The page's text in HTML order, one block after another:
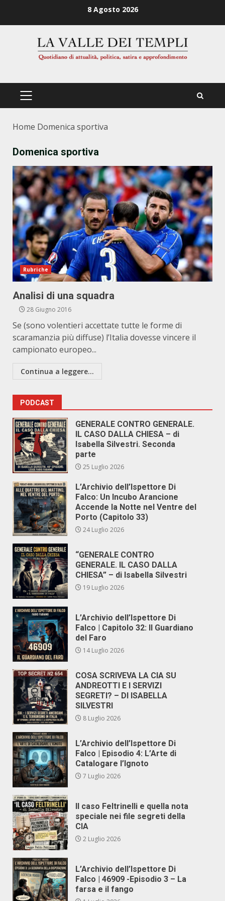
8 Agosto 2026
PRIMÄRES
Home Domenica sportiva
Domenica sportiva
Rubriche
Analisi di una squadra
28 Giugno 2016
Se (sono volentieri accettate tutte le forme di
scaramanzia più diffuse) l’Italia dovesse vincere il
campionato europeo...
Continua a leggere...
PODCAST
GENERALE CONTRO GENERALE.
IL CASO DALLA CHIESA – di
Isabella Silvestri. Seconda
parte
25 Luglio 2026
L’Archivio dell’Ispettore Di
Falco: Un Incubo Arancione
Accende la Notte nel Ventre del
Porto (Capitolo 33)
24 Luglio 2026
“GENERALE CONTRO
GENERALE. IL CASO DALLA
CHIESA” – di Isabella Silvestri
19 Luglio 2026
L’Archivio dell’Ispettore Di
Falco | Capitolo 32: Il Guardiano
del Faro
14 Luglio 2026
COSA SCRIVEVA LA CIA SU
ANDREOTTI E I SERVIZI
SEGRETI? – DI ISABELLA
SILVESTRI
8 Luglio 2026
L’Archivio dell’Ispettore Di
Falco | Episodio 4: L’Arte di
Catalogare l’Ignoto
7 Luglio 2026
Il caso Feltrinelli e quella nota
speciale nei file segreti della
CIA
2 Luglio 2026
L’Archivio dell’Ispettore Di
Falco | 46909 -Episodio 3 – La
farsa e il fango